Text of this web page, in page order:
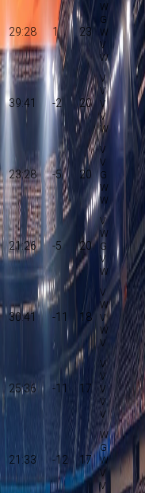
29:28 1 23
39:41 -2 20
23:28 -5 20
21:26 -5 20
30:41 -11 18
25:36 -11 17
21:33 -12 17